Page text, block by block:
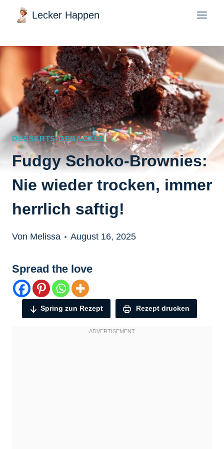
Zum
Inhalt
springen
Lecker Happen
DESSERTS-GEBACKEN
Fudgy Schoko-Brownies:
Nie wieder trocken, immer
herrlich saftig!
Von Melissa August 16, 2025
Spread the love
Spring zun Rezept Rezept drucken